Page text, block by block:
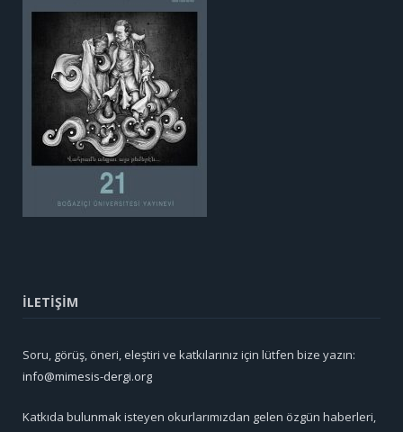
İLETİŞİM
Soru, görüş, öneri, eleştiri ve katkılarınız için lütfen bize yazın:
info@mimesis-dergi.org
Katkıda bulunmak isteyen okurlarımızdan gelen özgün haberleri,